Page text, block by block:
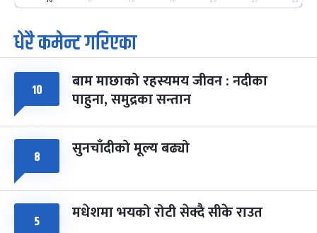
मंगल फाल्गुन २५, २०८३ Mar 9, 2027
७
आइत
पूर्णिमा व्रत
चैत्र ७, २०८३-Mar 21, 2027
८
सोम
फागुपूर्णिमा
चैत्र ८, २०८३-Mar 22, 2027
७ महिना बाँकी
धेरै कमेन्ट गरिएका
१० बाम माछाको रहस्यमय जीवन : नदीका
पाहुना, समुद्रका सन्तान
८ सुनचाँदीको मूल्य बढ्यो
५ मधेशमा भयको रोटी सेक्दै सीके राउत